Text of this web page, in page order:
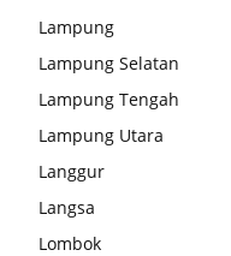
Lampung
Lampung Selatan
Lampung Tengah
Lampung Utara
Langgur
Langsa
Lombok